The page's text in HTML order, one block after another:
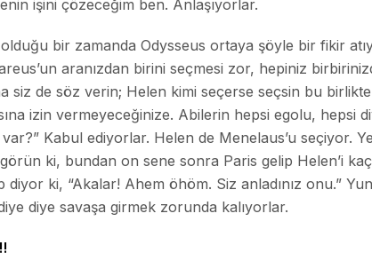
işini çözeceğim ben. Anlaşıyorlar.
bir zamanda Odysseus ortaya şöyle bir fikir
aranızdan birini seçmesi zor, hepiniz
siz de söz verin; Helen kimi seçerse seçsin bu
izin vermeyeceğinize. Abilerin hepsi egolu, hepsi
Kabul ediyorlar. Helen de Menelaus’u seçiyor.
ki, bundan on sene sonra Paris gelip Helen’i
diyor ki, “Akalar! Ahem öhöm. Siz anladınız onu.”
diye savaşa girmek zorunda kalıyorlar.